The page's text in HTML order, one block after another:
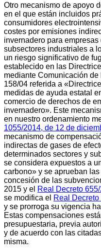
Otro mecanismo de apoyo
en el que están incluidos
consumidores
costes por emisiones
invernadero para
subsectores industriales a
un riesgo significativo de
establecido en las
mediante Comunicación
158/04 referida a
medidas de ayuda estatal
comercio de derechos de
invernadero». Este
en nuestro ordenamiento
1055/2014, de 12 de
mecanismo de
indirectas de gases de
determinados sectores y
se considera expuestos a
carbono» y se aprueban
concesión de las
2015 y el Real Decreto
se modifica el Real
y se prorroga su vigencia
Estas compensaciones
presupuestaria, previa
y de acuerdo con las
misma.